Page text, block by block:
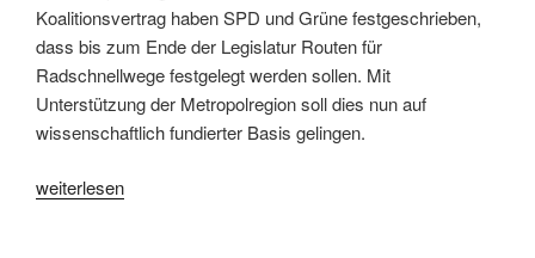
Koalitionsvertrag haben SPD und Grüne festgeschrieben,
dass bis zum Ende der Legislatur Routen für
Radschnellwege festgelegt werden sollen. Mit
Unterstützung der Metropolregion soll dies nun auf
wissenschaftlich fundierter Basis gelingen.
„TU
weiterlesen